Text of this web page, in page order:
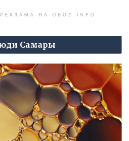
НА OBOZ.INFO
Самары